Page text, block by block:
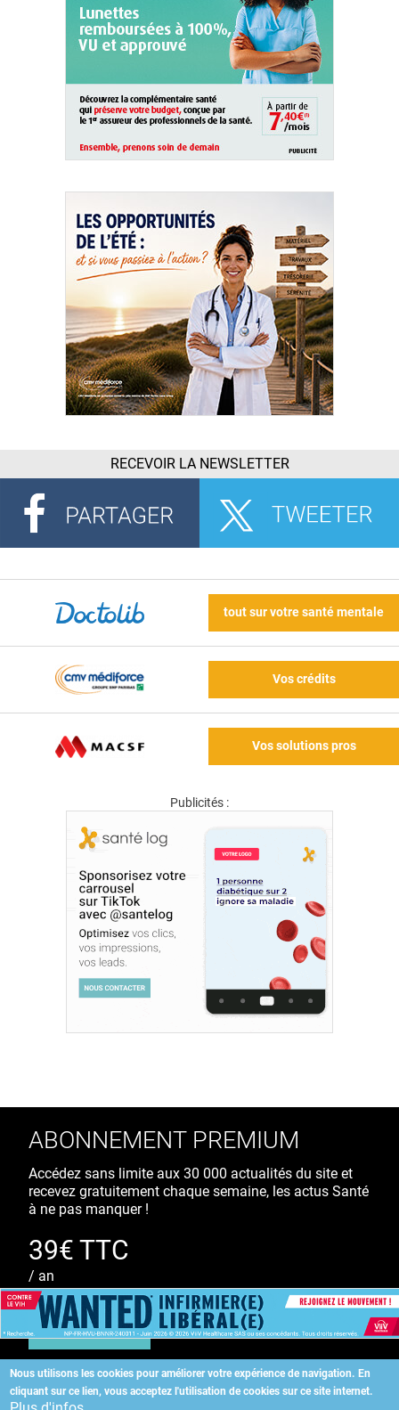
RECEVOIR LA NEWSLETTER
tout sur votre santé mentale
Vos crédits
Vos solutions pros
Publicités :
Nous utilisons les cookies pour améliorer votre expérience de navigation. En
cliquant sur ce lien, vous acceptez l'utilisation de cookies sur ce site internet.
ABONNEMENT PREMIUM
Accédez sans limite aux 30 000 actualités du site et
recevez gratuitement chaque semaine, les actus Santé
à ne pas manquer !
39€ TTC
/ an
S'ABONNER
Copyright©2026 ALLIEDHEALTH